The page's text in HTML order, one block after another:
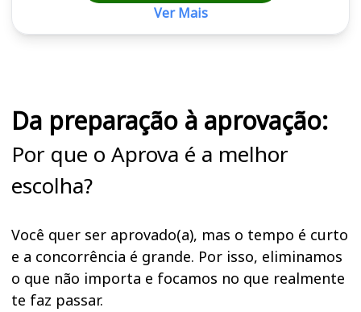
Ver Mais
Da preparação à aprovação:
Por que o Aprova é a melhor
escolha?
Você quer ser aprovado(a), mas o tempo é curto
e a concorrência é grande. Por isso, eliminamos
o que não importa e focamos no que realmente
te faz passar.